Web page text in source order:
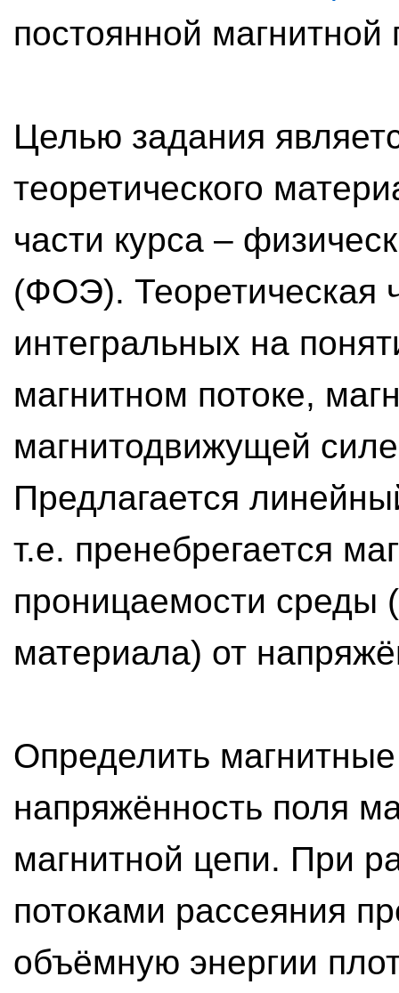
постоянной
Целью задания
теоретического
части курса –
(ФОЭ). Теоретическая
интегральных на
магнитном потоке,
магнитодвижущей
Предлагается
т.е. пренебрегается
проницаемости среды
материала) от
Определить
напряжённость поля
магнитной цепи. При
потоками рассеяния
объёмную энергии